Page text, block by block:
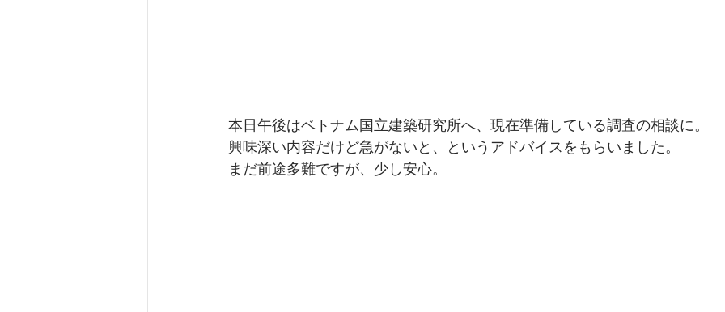
本日午後はベトナム国立建築研究所へ、現在準備している調査の相談に。
興味深い内容だけど急がないと、というアドバイスをもらいました。
まだ前途多難ですが、少し安心。